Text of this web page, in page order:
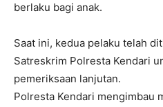
berlaku bagi anak.
Saat ini, kedua pelaku telah
Satreskrim Polresta Kendari
pemeriksaan lanjutan.
Polresta Kendari mengimbau